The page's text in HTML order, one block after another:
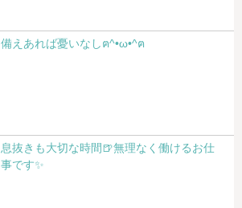
備えあれば憂いなしฅ^•ω•^ฅ
息抜きも大切な時間🍺無理なく働けるお仕
事です✨